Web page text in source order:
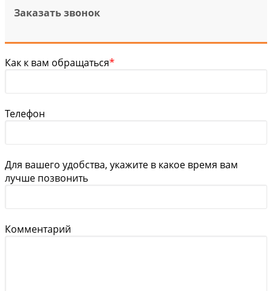
Заказать звонок
Как к вам обращаться*
Телефон
Для вашего удобства, укажите в какое время вам
лучше позвонить
Комментарий